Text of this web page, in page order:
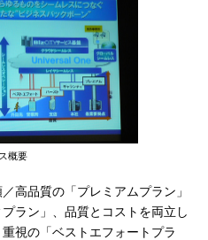
概要
高品質の「プレミアムプラン」
ラン」、品質とコストを両立し
視の「ベストエフォートプラ